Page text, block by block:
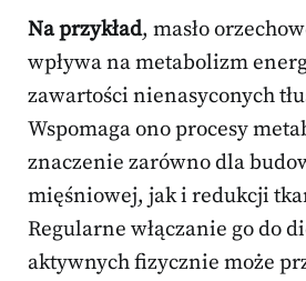
Na przykład, masło
wpływa na metabolizm
zawartości nienasyconych
Wspomaga ono procesy
znaczenie zarówno dla
mięśniowej, jak i redukcji
Regularne włączanie go do
aktywnych fizycznie może